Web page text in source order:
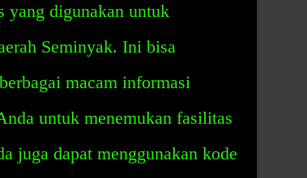
yang digunakan untuk
Seminyak. Ini bisa
macam informasi
untuk menemukan fasilitas
juga dapat menggunakan kode